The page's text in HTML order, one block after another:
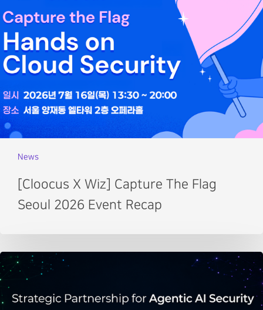
News
[Cloocus X Wiz] Capture The Flag
Seoul 2026 Event Recap